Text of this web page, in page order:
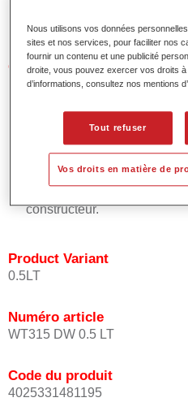
nacré extra fin est utilisable
Hi-TEC 480 et Permahyd 286.
Caractéristiques du produit
Application facile et rapide.
Permet des raccords
Offre un très bon pouvoir
Utilisée pour réparer les
constructeur.
Product Variant
0.5LT
Numéro article
WT315 DW 0.5 LT
Code du produit
4025331481195
Nous utilisons vos données
sites et nos services, pour faciliter nos
fournir un contenu et une publicité
droite, vous pouvez exercer vos droits à
d’informations, consultez nos mentions
Tout refuser
Vos droits en matière de